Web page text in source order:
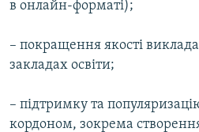
в онлайн-форматі);
– покращення якості
закладах освіти;
– підтримку та
кордоном, зокрема